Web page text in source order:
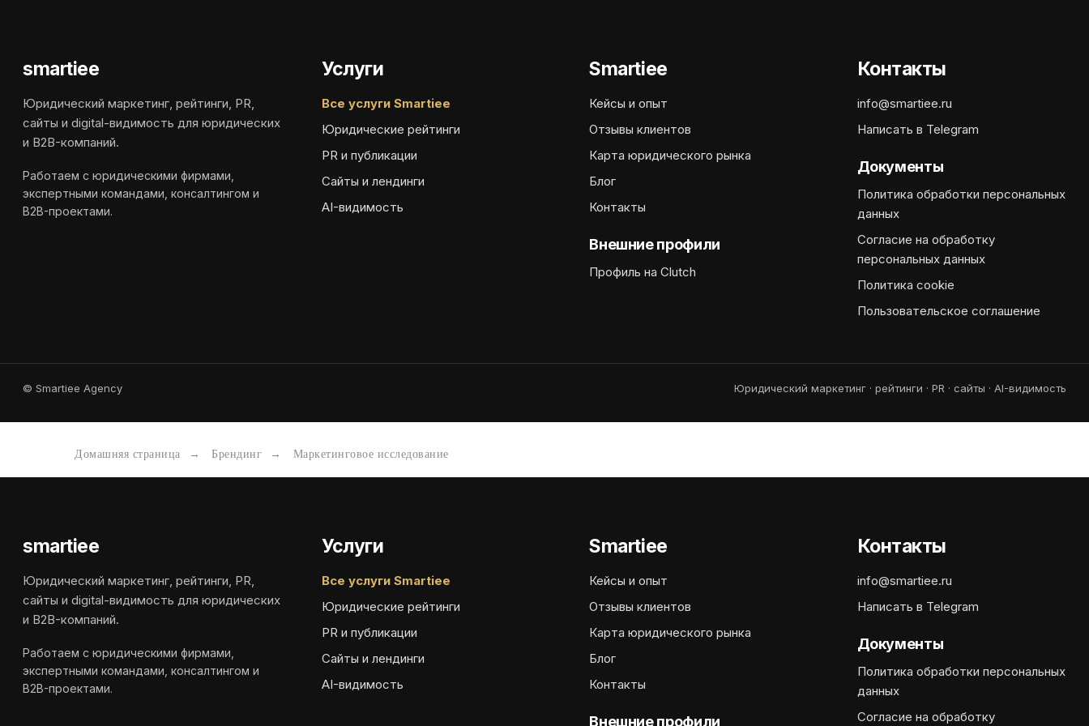
smartiee
Юридический маркетинг, рейтинги, PR,
сайты и digital-видимость для юридических
и B2B-компаний.
Работаем с юридическими фирмами,
экспертными командами, консалтингом и
B2B-проектами.
Услуги
Все услуги Smartiee
Юридические рейтинги
PR и публикации
Сайты и лендинги
AI-видимость
Smartiee
Кейсы и опыт
Отзывы клиентов
Карта юридического рынка
Блог
Контакты
Внешние профили
Профиль на Clutch
Контакты
info@smartiee.ru
Написать в Telegram
Документы
Политика обработки персональных
данных
Согласие на обработку
персональных данных
Политика cookie
Пользовательское соглашение
© Smartiee Agency Юридический маркетинг · рейтинги · PR · сайты · AI-видимость
Домашняя страница → Брендинг → Маркетинговое исследование
smartiee
Юридический маркетинг, рейтинги, PR,
сайты и digital-видимость для юридических
и B2B-компаний.
Работаем с юридическими фирмами,
экспертными командами, консалтингом и
B2B-проектами.
Услуги
Все услуги Smartiee
Юридические рейтинги
PR и публикации
Сайты и лендинги
AI-видимость
Smartiee
Кейсы и опыт
Отзывы клиентов
Карта юридического рынка
Блог
Контакты
Внешние профили
Контакты
info@smartiee.ru
Написать в Telegram
Документы
Политика обработки персональных
данных
Согласие на обработку